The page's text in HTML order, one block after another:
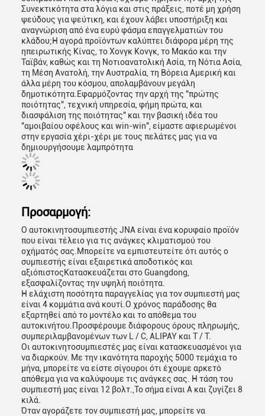
Συνεκτικότητα στα λόγια και στις πράξεις, ποτέ μη χρήση
ψεύδους για ψεύτικη, και έχουν λάβει υποστήριξη και
αναγνώριση από ένα ευρύ φάσμα επαγγελματιών του
κλάδου;Η αγορά προϊόντων καλύπτει διάφορα μέρη της
ηπειρωτικής Κίνας, το Χονγκ Κονγκ, το Μακάο και την
Ταϊβάν, καθώς και τη Νοτιοανατολική Ασία, τη Νότια Ασία,
τη Μέση Ανατολή, την Αυστραλία, τη Βόρεια Αμερική και
άλλα μέρη του κόσμου, απολαμβάνουν μεγάλη
δημοτικότητα.Εφαρμόζοντας την αρχή της "πρώτης
ποιότητας", τεχνική υπηρεσία, φήμη πρώτα, και
διασφάλιση της ποιότητας" και την βασική ιδέα του
"αμοιβαίου οφέλους και win-win", είμαστε αφιερωμένοι
στην εργασία χέρι-χέρι με τους πελάτες μας για να
δημιουργήσουμε λαμπρότητα
Προσαρμογή:
Ο αυτοκινητοσυμπιεστής JNA είναι ένα κορυφαίο προϊόν
που είναι τέλειο για τις ανάγκες κλιματισμού του
οχήματός σας.Μπορείτε να εμπιστευτείτε ότι αυτός ο
συμπιεστής είναι εξαιρετικά αποδοτικός και
αξιόπιστοςΚατασκευάζεται στο Guangdong,
εξασφαλίζοντας την υψηλή ποιότητα.
Η ελάχιστη ποσότητα παραγγελίας για τον συμπιεστή μας
είναι 4 κομμάτια ανά κουτί.Ο χρόνος παράδοσης θα
εξαρτηθεί από το μοντέλο και το απόθεμα του
αυτοκινήτου.Προσφέρουμε διάφορους όρους πληρωμής,
συμπεριλαμβανομένων των L / C, ALIPAY και T / T.
Οι αυτοκινητοσυμπιεστές μας είναι κατασκευασμένοι για
να διαρκούν. Με την ικανότητα παροχής 5000 τεμάχια το
μήνα, μπορείτε να είστε σίγουροι ότι έχουμε αρκετό
απόθεμα για να καλύψουμε τις ανάγκες σας. Η τάση του
συμπιεστή μας είναι 12 βολτ.,Το σήμα είναι Α και ζυγίζει 8
κιλά.
Όταν αγοράζετε τον συμπιεστή μας, μπορείτε να